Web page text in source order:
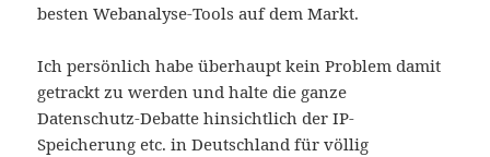
besten Webanalyse-Tools auf dem Markt.
Ich persönlich habe überhaupt kein Problem damit
getrackt zu werden und halte die ganze
Datenschutz-Debatte hinsichtlich der IP-
Speicherung etc. in Deutschland für völlig